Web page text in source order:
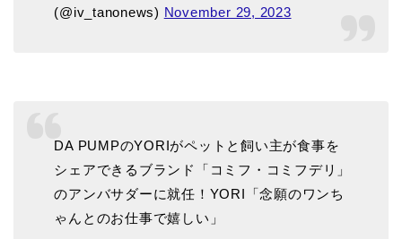
(@iv_tanonews) November 29, 2023
DA PUMPのYORIがペットと飼い主が食事を
シェアできるブランド「コミフ・コミフデリ」
のアンバサダーに就任！YORI「念願のワンち
ゃんとのお仕事で嬉しい」